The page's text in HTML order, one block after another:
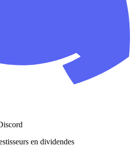
en dividendes